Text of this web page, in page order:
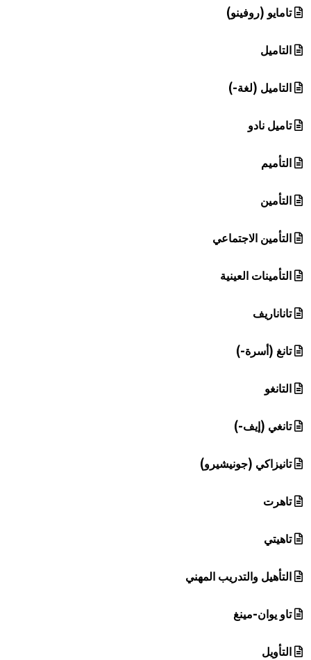
تامايو (روفينو)
التاميل
التاميل (لغة-)
تاميل نادو
التأميم
التأمين
التأمين الاجتماعي
التأمينات العينية
تاناناريف
تانغ (أسرة-)
التانغو
تانغي (إيف-)
تانيزاكي (جونيشيرو)
تاهرت
تاهيتي
التأهيل والتدريب المهني
تاو يوان-مينغ
التأويل